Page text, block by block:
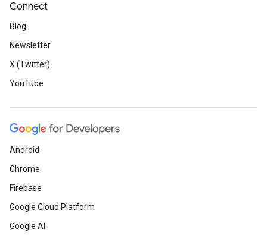
Connect
Blog
Newsletter
X (Twitter)
YouTube
Android
Chrome
Firebase
Google Cloud Platform
Google AI